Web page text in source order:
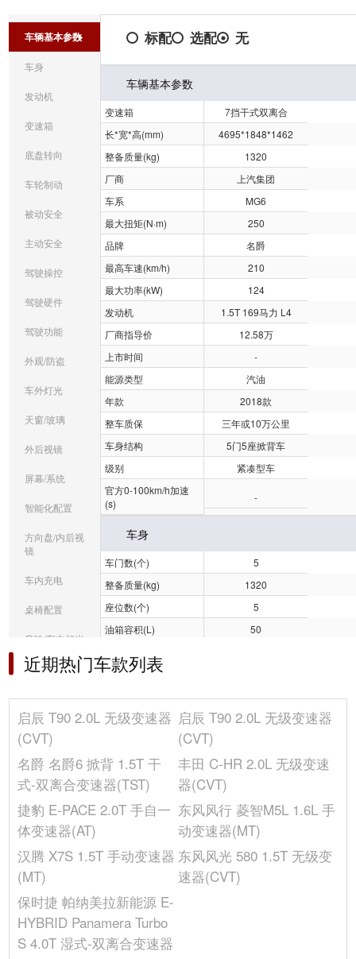
车辆基本参数
车身
发动机
变速箱
底盘转向
车轮制动
被动安全
主动安全
驾驶操控
驾驶硬件
驾驶功能
外观/防盗
车外灯光
天窗/玻璃
外后视镜
屏幕/系统
智能化配置
方向盘/内后视
镜
车内充电
桌椅配置
音响/车内灯光
冰箱/空调
选装包
其它
标配 选配 无
车辆基本参数
变速箱
7挡干式双离合
长*宽*高(mm)
4695*1848*1462
整备质量(kg)
1320
厂商
上汽集团
车系
MG6
最大扭矩(N·m)
250
品牌
名爵
最高车速(km/h)
210
最大功率(kW)
124
发动机
1.5T 169马力 L4
厂商指导价
12.58万
上市时间
-
能源类型
汽油
年款
2018款
整车质保
三年或10万公里
车身结构
5门5座掀背车
级别
紧凑型车
官方0-100km/h加速
(s)
-
车身
车门数(个)
5
整备质量(kg)
1320
座位数(个)
5
油箱容积(L)
50
宽度(mm)
长度(mm)
4695
轴距(mm)
2715
后轮距(mm)
车身结构
发动机
汽油
缸盖材料
铝合金
最大扭矩转速(rpm)
1700-4300
进气形式
发动机型号
最大马力(Ps)
近期热门车款列表
启辰 T90 2.0L 无级变速器
(CVT)
启辰 T90 2.0L 无级变速器
(CVT)
名爵 名爵6 掀背 1.5T 干
式-双离合变速器(TST)
丰田 C-HR 2.0L 无级变速
器(CVT)
捷豹 E-PACE 2.0T 手自一
体变速器(AT)
东风风行 菱智M5L 1.6L 手
动变速器(MT)
汉腾 X7S 1.5T 手动变速器
(MT)
东风风光 580 1.5T 无级变
速器(CVT)
保时捷 帕纳美拉新能源 E-
HYBRID Panamera Turbo
S 4.0T 湿式-双离合变速器